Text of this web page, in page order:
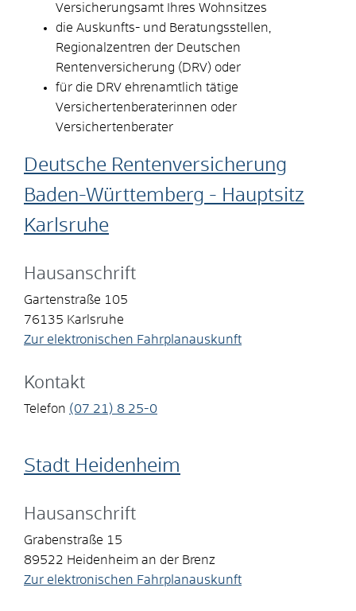
Versicherungsamt Ihres Wohnsitzes
die Auskunfts- und Beratungsstellen,
Regionalzentren der Deutschen
Rentenversicherung (DRV) oder
für die DRV ehrenamtlich tätige
Versichertenberaterinnen oder
Versichertenberater
Deutsche Rentenversicherung
Baden-Württemberg - Hauptsitz
Karlsruhe
Hausanschrift
Gartenstraße 105
76135 Karlsruhe
Zur elektronischen Fahrplanauskunft
Kontakt
Telefon (07 21) 8 25-0
Stadt Heidenheim
Hausanschrift
Grabenstraße 15
89522 Heidenheim an der Brenz
Zur elektronischen Fahrplanauskunft